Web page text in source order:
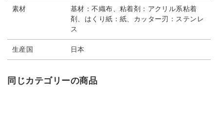
素材
基材：不織布、粘着剤：アクリル系粘着
剤、はくり紙：紙、カッター刃：ステンレ
ス
生産国 日本
同じカテゴリーの商品